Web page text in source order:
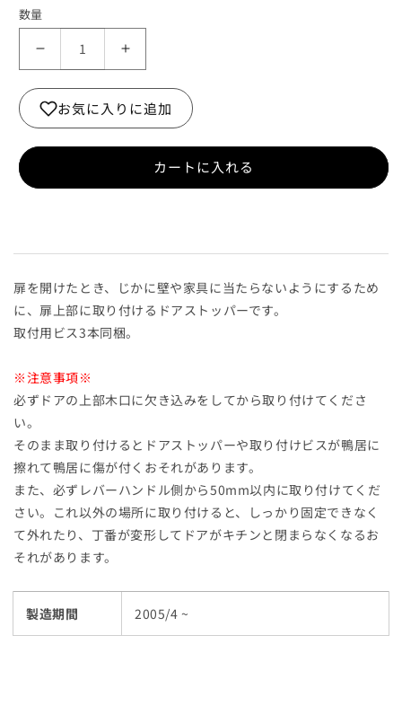
数量
け
ド
ア
ト
ー
数
量
を
ら
す
扉
け
ア
ト
ー
数
量
を
す
お気に入りに追加
カートに入れる
扉を開けたとき、じかに壁や家具に当たらないようにするため
に、扉上部に取り付けるドアストッパーです。
取付用ビス3本同梱。
※注意事項※
必ずドアの上部木口に欠き込みをしてから取り付けてくださ
い。
そのまま取り付けるとドアストッパーや取り付けビスが鴨居に
擦れて鴨居に傷が付くおそれがあります。
また、必ずレバーハンドル側から50mm以内に取り付けてくだ
さい。これ以外の場所に取り付けると、しっかり固定できなく
て外れたり、丁番が変形してドアがキチンと閉まらなくなるお
それがあります。
製造期間 2005/4 ~